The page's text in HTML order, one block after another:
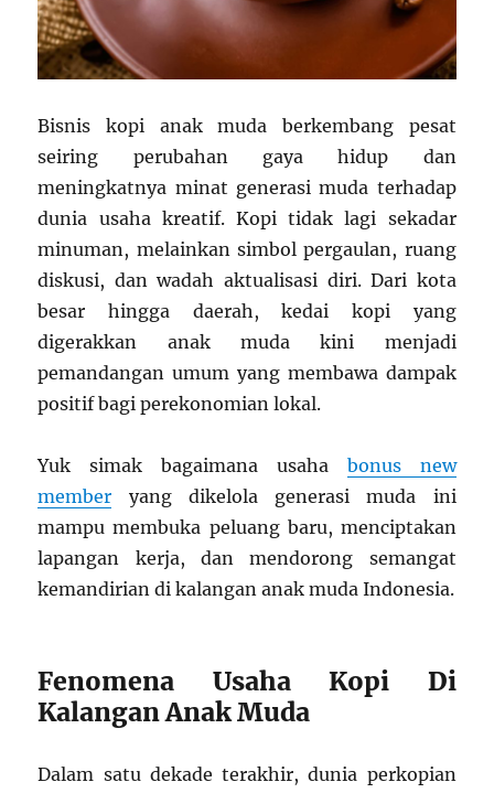
Bisnis kopi anak muda berkembang pesat
seiring perubahan gaya hidup dan
meningkatnya minat generasi muda terhadap
dunia usaha kreatif. Kopi tidak lagi sekadar
minuman, melainkan simbol pergaulan, ruang
diskusi, dan wadah aktualisasi diri. Dari kota
besar hingga daerah, kedai kopi yang
digerakkan anak muda kini menjadi
pemandangan umum yang membawa dampak
positif bagi perekonomian lokal.
Yuk simak bagaimana usaha bonus new
member yang dikelola generasi muda ini
mampu membuka peluang baru, menciptakan
lapangan kerja, dan mendorong semangat
kemandirian di kalangan anak muda Indonesia.
Fenomena Usaha Kopi Di
Kalangan Anak Muda
Dalam satu dekade terakhir, dunia perkopian